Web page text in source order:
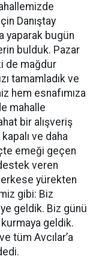
Danıştay
yaparak bugün
bulduk. Pazar
de mağdur
tamamladık ve
hem esnafımıza
mahalle
bir alışveriş
ve daha
emeği geçen
veren
yürekten
gibi: Biz
geldik. Biz günü
geldik.
tüm Avcılar’a